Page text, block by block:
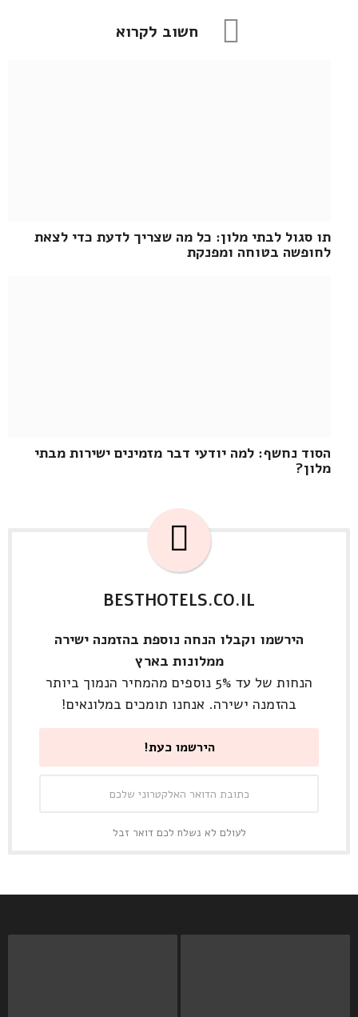
חשוב לקרוא
תו סגול לבתי מלון: כל מה שצריך לדעת כדי לצאת
לחופשה בטוחה ומפנקת
הסוד נחשף: למה יודעי דבר מזמינים ישירות מבתי
מלון?
BESTHOTELS.CO.IL
הירשמו וקבלו הנחה נוספת בהזמנה ישירה
ממלונות בארץ
הנחות של עד 5% נוספים מהמחיר הנמוך ביותר
בהזמנה ישירה. אנחנו תומכים במלונאים!
לעולם לא נשלח לכם דואר זבל